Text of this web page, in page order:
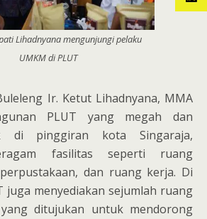
Lihadnyana mengunjungi pelaku
UMKM di PLUT
Ir. Ketut Lihadnyana, MMA
PLUT yang megah dan
di pinggiran kota Singaraja,
fasilitas seperti ruang
dan ruang kerja. Di
juga menyediakan sejumlah ruang
ditujukan untuk mendorong